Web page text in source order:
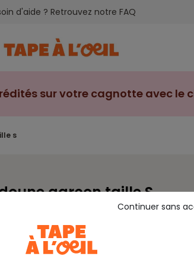
d'aide ? Retrouvez notre FAQ
sur votre cagnotte avec le
s
garçon taille S
Continuer sans